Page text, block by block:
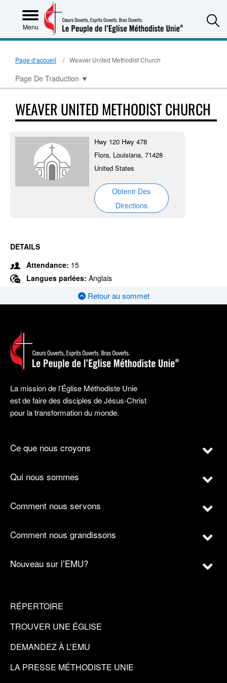
Menu
Page d’accueil Weaver United Methodist Church
Page De Traduction ▼
WEAVER UNITED METHODIST CHURCH
Hwy 120 Hwy 478
Flora, Louisiana, 71428
United States
Obtenir Des
Directions
DETAILS
Attendance: 15
Langues parlées: Anglais
Retour au sommet
La mission de l’Église Méthodiste Unie
est de faire des disciples de Jésus-Christ
pour la transformation du monde.
Ce que nous croyons
Qui nous sommes
Comment nous servons
Comment nous grandissons
Nouveau sur l’EMU?
RÉPERTOIRE
TROUVER UNE ÉGLISE
DEMANDEZ À L’EMU
LA PRESSE MÉTHODISTE UNIE